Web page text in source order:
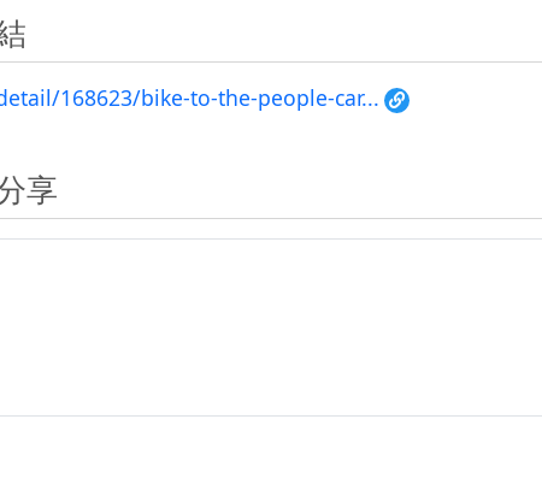
168623/bike-to-the-people-car...
享